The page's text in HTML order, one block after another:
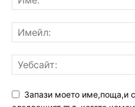
Запази моето име,поща,и